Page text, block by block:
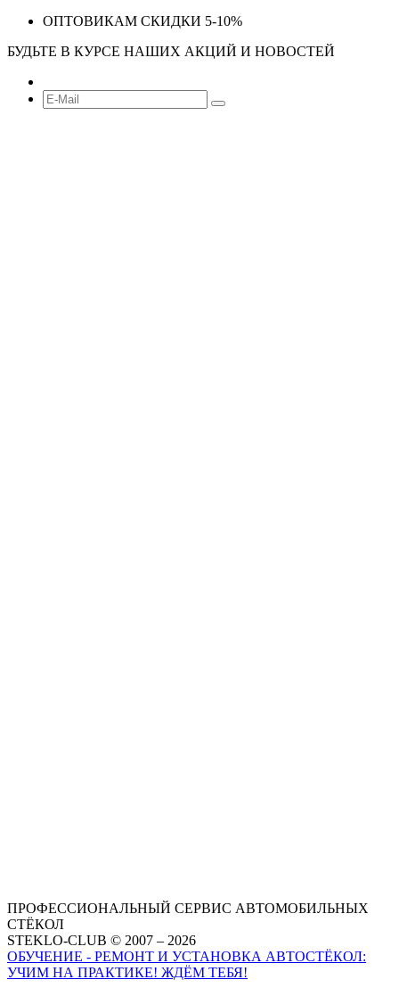
ОПТОВИКАМ СКИДКИ 5-10%
БУДЬТЕ В КУРСЕ НАШИХ АКЦИЙ И НОВОСТЕЙ
ПРОФЕССИОНАЛЬНЫЙ СЕРВИС АВТОМОБИЛЬНЫХ
СТЁКОЛ
STEKLO-CLUB © 2007 – 2026
ОБУЧЕНИЕ - РЕМОНТ И УСТАНОВКА АВТОСТЁКОЛ:
УЧИМ НА ПРАКТИКЕ! ЖДЁМ ТЕБЯ!